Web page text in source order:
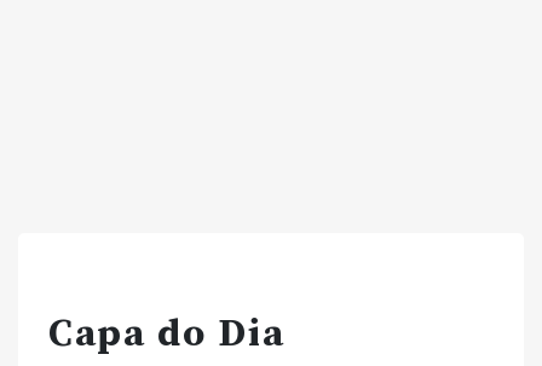
Capa do Dia